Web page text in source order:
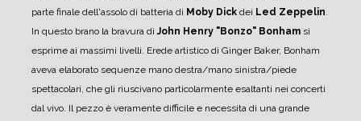
parte finale dell'assolo di batteria di Moby Dick dei Led Zeppelin.
In questo brano la bravura diJohn Henry "Bonzo" Bonham si
esprime ai massimi livelli. Erede artistico di Ginger Baker, Bonham
aveva elaborato sequenze mano destra/mano sinistra/piede
spettacolari, che gli riuscivano particolarmente esaltanti nei concerti
dal vivo. Il pezzo è veramente difficile e necessita di una grande